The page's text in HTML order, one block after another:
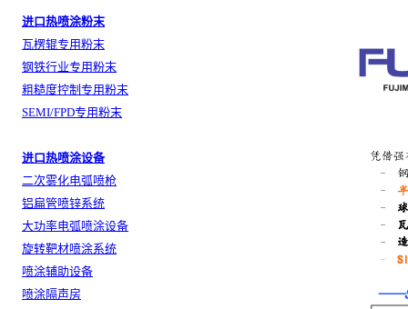
进口热喷涂粉末
瓦楞辊专用粉末
钢铁行业专用粉末
粗糙度控制专用粉末
SEMI/FPD专用粉末
进口热喷涂设备
二次雾化电弧喷枪
铝扁管喷锌系统
大功率电弧喷涂设备
旋转靶材喷涂系统
喷涂辅助设备
喷涂隔声房